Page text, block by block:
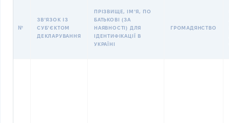
№
ЗВʼЯЗОК ІЗ
СУБʼЄКТОМ
ДЕКЛАРУВАННЯ
ПРІЗВИЩЕ, ІМʼЯ, ПО
БАТЬКОВІ (ЗА
НАЯВНОСТІ) ДЛЯ
ІДЕНТИФІКАЦІЇ В
УКРАЇНІ
ГРОМАДЯНСТВО